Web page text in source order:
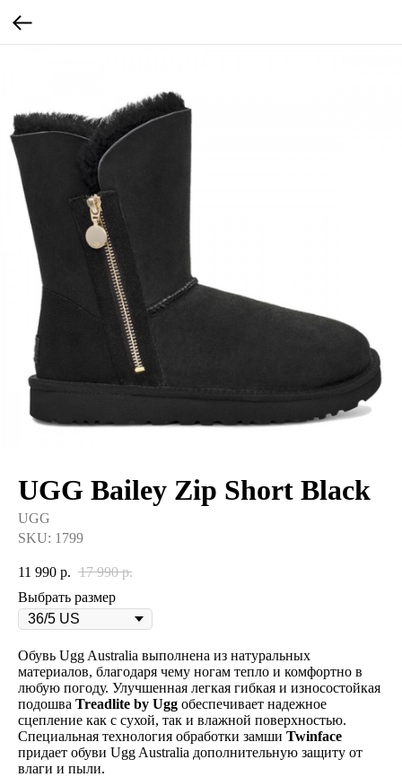
UGG Bailey Zip Short Black
UGG
SKU: 1799
11 990 р. 17 990 р.
Выбрать размер
Обувь Ugg Australia выполнена из натуральных
материалов, благодаря чему ногам тепло и комфортно в
любую погоду. Улучшенная легкая гибкая и износостойкая
подошва Treadlite by Ugg обеспечивает надежное
сцепление как с сухой, так и влажной поверхностью.
Специальная технология обработки замши Twinface
придает обуви Ugg Australia дополнительную защиту от
влаги и пыли.